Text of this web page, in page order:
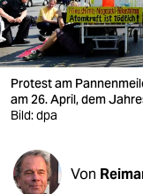
wahrheit
verlag
verlag
shop
Protest am
am 26. April, dem
Bild: dpa
Von